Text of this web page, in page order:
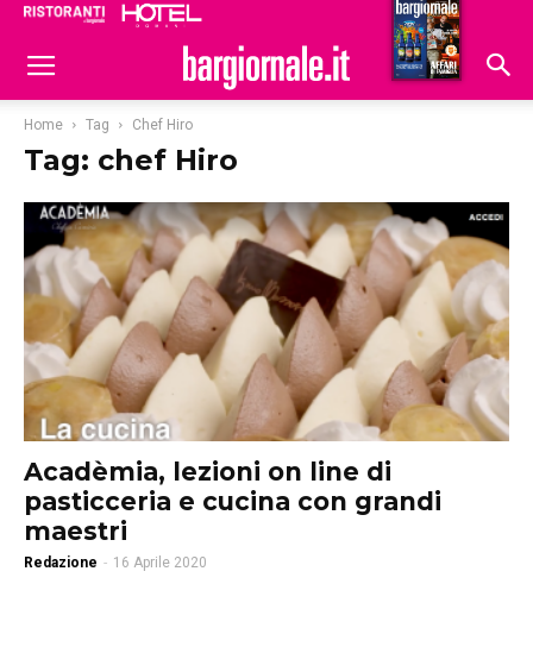
Hoteldomani
Home Tag Chef Hiro
Tag: chef Hiro
Acadèmia, lezioni on line di
pasticceria e cucina con grandi
maestri
Redazione - 16 Aprile 2020